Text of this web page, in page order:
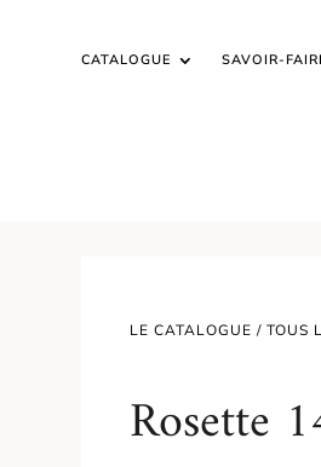
CATALOGUE SAVOIR-
LE CATALOGUE /TOUS
Rosette